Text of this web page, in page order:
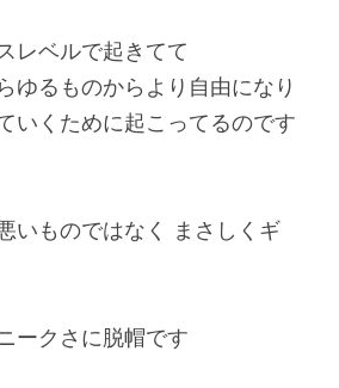
レベルで起きてて
ゆるものからより自由になり
いくために起こってるのです
いものではなく まさしくギ
ークさに脱帽です